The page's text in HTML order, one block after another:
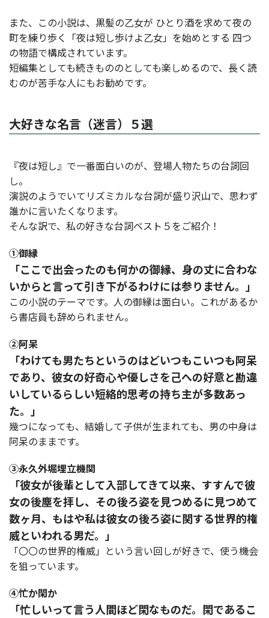
また、この小説は、黒髪の乙女が ひとり酒を求めて夜の
町を練り歩く「夜は短し歩けよ乙女」を始めとする 四つ
の物語で構成されています。
短編集としても続きもののとしても楽しめるので、長く読
むのが苦手な人にもお勧めです。
大好きな名言（迷言）５選
『夜は短し』で一番面白いのが、登場人物たちの台詞回
し。
演説のようでいてリズミカルな台詞が盛り沢山で、思わず
誰かに言いたくなります。
そんな訳で、私の好きな台詞ベスト５をご紹介！
①御縁
「ここで出会ったのも何かの御縁、身の丈に合わな
いからと言って引き下がるわけには参りません。」
この小説のテーマです。人の御縁は面白い。これがあるか
ら書店員も辞められません。
②阿呆
「わけても男たちというのはどいつもこいつも阿呆
であり、彼女の好奇心や優しさを己への好意と勘違
いしているらしい短絡的思考の持ち主が多数あっ
た。」
幾つになっても、結婚して子供が生まれても、男の中身は
阿呆のままです。
③永久外堀埋立機関
「彼女が後輩として入部してきて以来、すすんで彼
女の後塵を拝し、その後ろ姿を見つめるに見つめて
数ヶ月、もはや私は彼女の後ろ姿に関する世界的権
威といわれる男だ。」
「〇〇の世界的権威」という言い回しが好きで、使う機会
を狙っています。
④忙か閑か
「忙しいって言う人間ほど閑なものだ。閑であるこ